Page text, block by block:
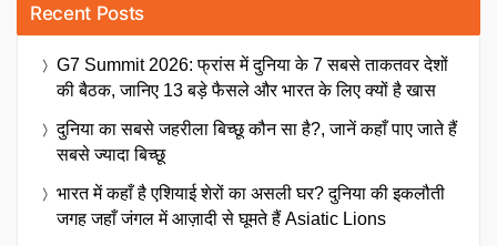
Recent Posts
G7 Summit 2026: फ्रांस में दुनिया के 7 सबसे ताकतवर देशों
की बैठक, जानिए 13 बड़े फैसले और भारत के लिए क्यों है खास
दुनिया का सबसे जहरीला बिच्छू कौन सा है?, जानें कहाँ पाए जाते हैं
सबसे ज्यादा बिच्छू
भारत में कहाँ है एशियाई शेरों का असली घर? दुनिया की इकलौती
जगह जहाँ जंगल में आज़ादी से घूमते हैं Asiatic Lions